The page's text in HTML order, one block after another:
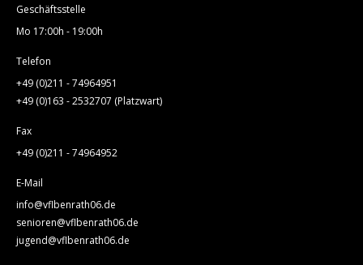
Geschäftsstelle
Mo 17:00h - 19:00h
Telefon
+49 (0)211 - 74964951
+49 (0)163 - 2532707 (Platzwart)
Fax
+49 (0)211 - 74964952
E-Mail
info@vflbenrath06.de
senioren@vflbenrath06.de
jugend@vflbenrath06.de